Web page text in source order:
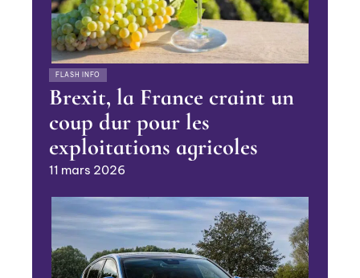
FLASH INFO
Brexit, la France craint un
coup dur pour les
exploitations agricoles
11 mars 2026